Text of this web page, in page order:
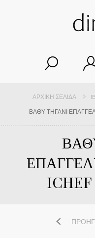
ΑΡΧΙΚΉ ΣΕΛΊΔΑ
ΒΑΘΥ ΤΗΓΑΝΙ
ICHEF
ΠΡΟΗΓ